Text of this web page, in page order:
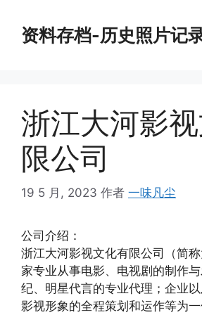
资料存档-历史照片记
浙江大河影
限公司
19 5 月, 2023 作者 一味凡尘
公司介绍：
浙江大河影视文化有限公司（简
家专业从事电影、电视剧的制作
纪、明星代言的专业代理；企业以
影视形象的全程策划和运作等为